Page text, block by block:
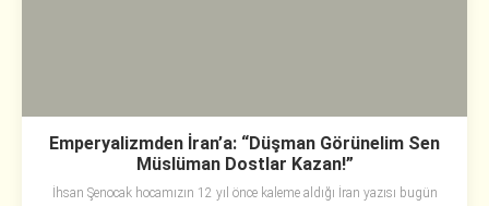
Emperyalizmden İran’a: “Düşman Görünelim Sen
Müslüman Dostlar Kazan!”
İhsan Şenocak hocamızın 12 yıl önce kaleme aldığı İran yazısı bugün